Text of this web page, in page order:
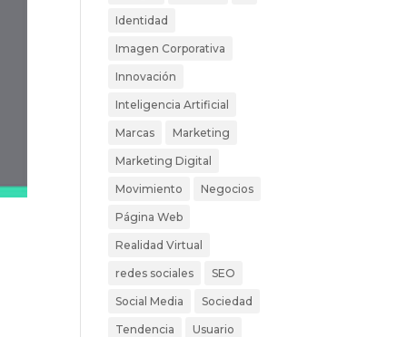
Identidad
Imagen Corporativa
Innovación
Inteligencia Artificial
Marcas Marketing
Marketing Digital
Movimiento Negocios
Página Web
Realidad Virtual
redes sociales SEO
Social Media Sociedad
Tendencia Usuario